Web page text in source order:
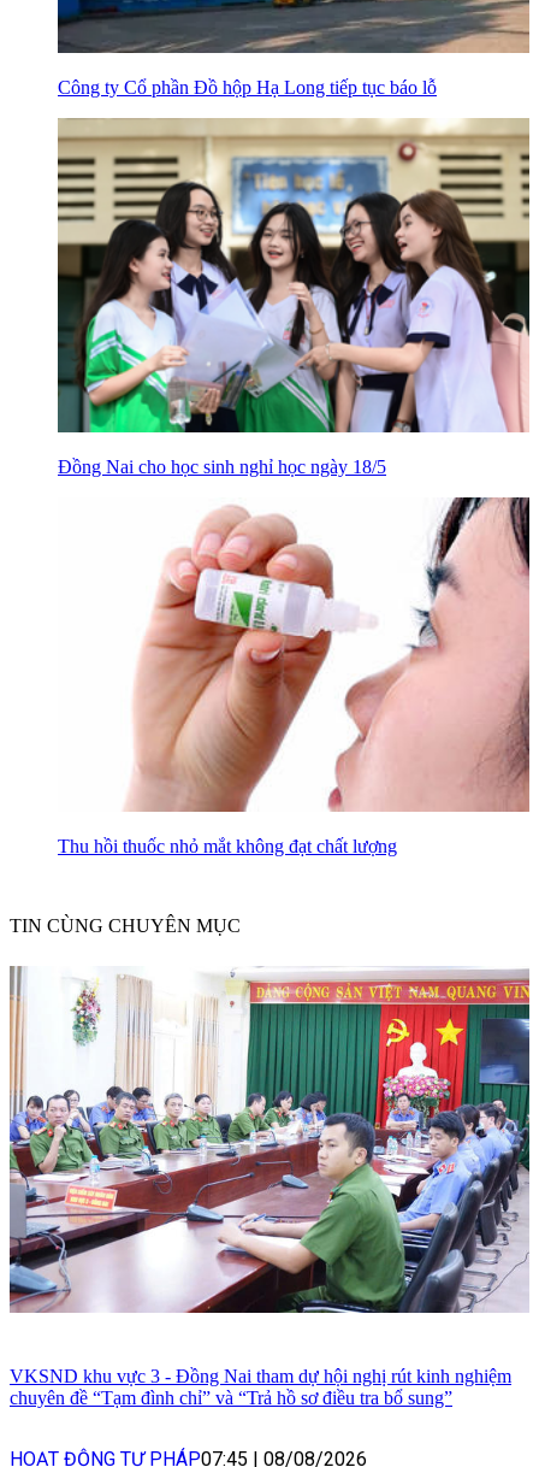
Công ty Cổ phần Đồ hộp Hạ Long tiếp tục báo lỗ
Đồng Nai cho học sinh nghỉ học ngày 18/5
Thu hồi thuốc nhỏ mắt không đạt chất lượng
TIN CÙNG CHUYÊN MỤC
VKSND khu vực 3 - Đồng Nai tham dự hội nghị rút kinh nghiệm
chuyên đề “Tạm đình chỉ” và “Trả hồ sơ điều tra bổ sung”
HOẠT ĐỘNG TƯ PHÁP07:45 08/08/2026